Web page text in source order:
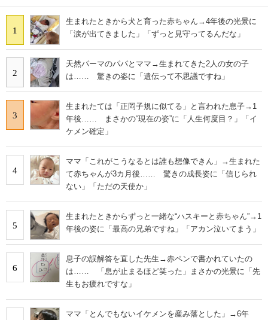
1
生まれたときから犬と育った赤ちゃん→4年後の光景に
「涙が出てきました」「ずっと見守ってるんだな」
2
天然パーマのパパとママ→生まれてきた2人の女の子
は…… 驚きの姿に「遺伝って不思議ですね」
3
生まれたては「正岡子規に似てる」と言われた息子→1
年後…… まさかの“現在の姿”に「人生何度目？」「イ
ケメン確定」
4
ママ「これがこうなるとは誰も想像できん」→生まれた
て赤ちゃんが3カ月後…… 驚きの成長姿に「信じられ
ない」「ただの天使か」
5
生まれたときからずっと一緒な“ハスキーと赤ちゃん”→1
年後の姿に「最高の兄弟ですね」「アカン泣いてまう」
6
息子の誤解答を直した先生→赤ペンで書かれていたの
は…… 「息が止まるほど笑った」まさかの光景に「先
生もお疲れですな」
ママ「とんでもないイケメンを産み落とした」→6年